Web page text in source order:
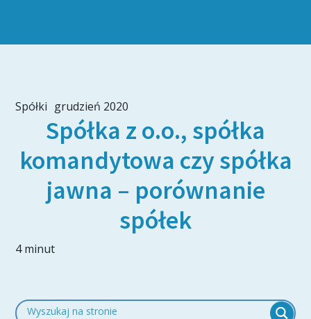
Spółki grudzień 2020
Spółka z o.o., spółka
komandytowa czy spółka
jawna – porównanie
spółek
4 minut